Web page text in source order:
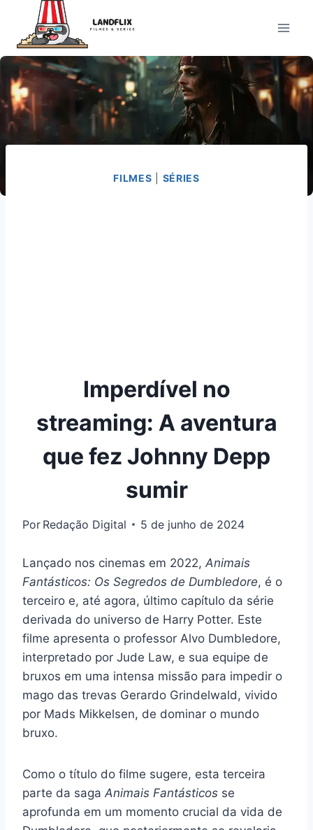
Conteúdo
FILMES SÉRIES
Imperdível no
streaming: A aventura
que fez Johnny Depp
sumir
Por Redação Digital 5 de junho de 2024
Lançado nos cinemas em 2022, Animais
Fantásticos: Os Segredos de Dumbledore, é o
terceiro e, até agora, último capítulo da série
derivada do universo de Harry Potter. Este
filme apresenta o professor Alvo Dumbledore,
interpretado por Jude Law, e sua equipe de
bruxos em uma intensa missão para impedir o
mago das trevas Gerardo Grindelwald, vivido
por Mads Mikkelsen, de dominar o mundo
bruxo.
Como o título do filme sugere, esta terceira
parte da saga Animais Fantásticos se
aprofunda em um momento crucial da vida de